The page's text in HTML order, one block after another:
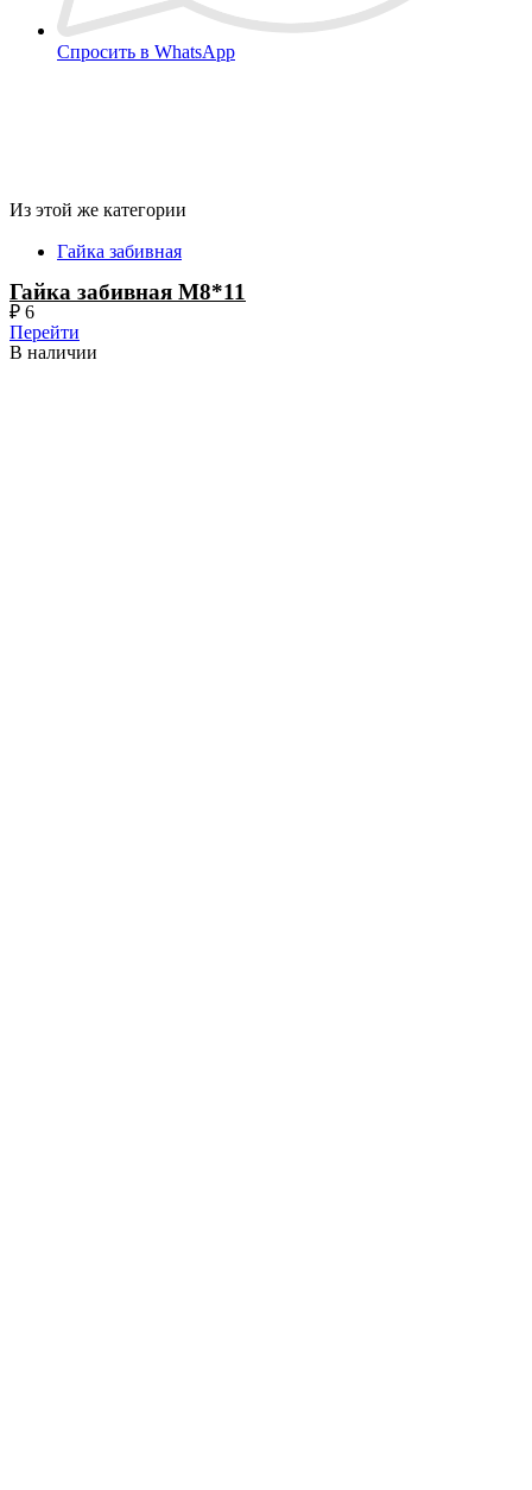
Спросить в WhatsApp
Из этой же категории
Гайка забивная
Гайка забивная М8*11
₽ 6
Перейти
В наличии